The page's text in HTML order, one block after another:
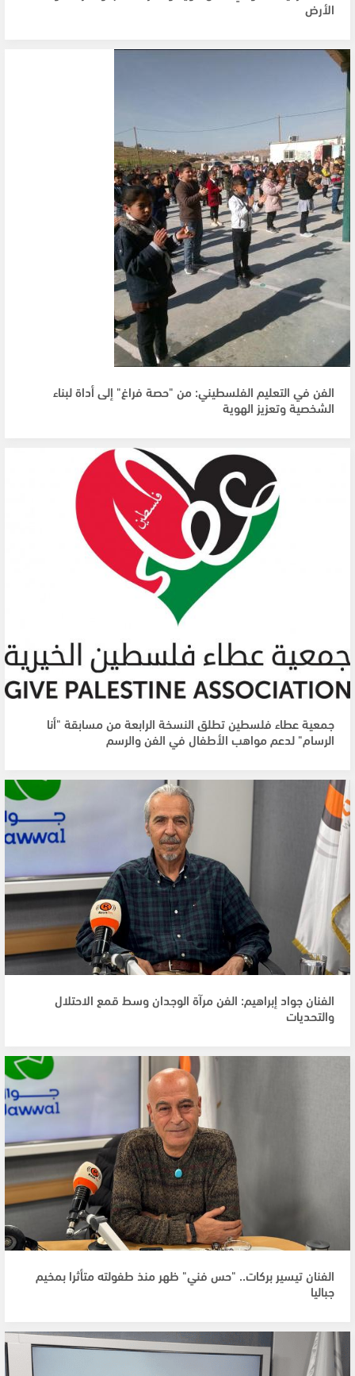
الأرض
الفن في التعليم الفلسطيني: من "حصة فراغ" إلى أداة لبناء
الشخصية وتعزيز الهوية
جمعية عطاء فلسطين تطلق النسخة الرابعة من مسابقة "أنا
الرسام" لدعم مواهب الأطفال في الفن والرسم
الفنان جواد إبراهيم: الفن مرآة الوجدان وسط قمع الاحتلال
والتحديات
الفنان تيسير بركات.. "حس فني" ظهر منذ طفولته متأثرا بمخيم
جباليا